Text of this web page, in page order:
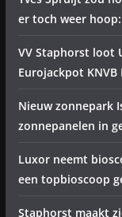
er toch weer
VV Staphorst loot
Eurojackpot KNVB
Nieuw zonnepark
zonnepanelen in
Luxor neemt
een topbioscoop
Staphorst maakt